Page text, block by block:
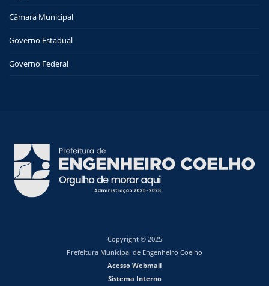
Câmara Municipal
Governo Estadual
Governo Federal
Copyright © 2025
Prefeitura Municipal de Engenheiro Coelho
Acesso Webmail
Sistema Interno